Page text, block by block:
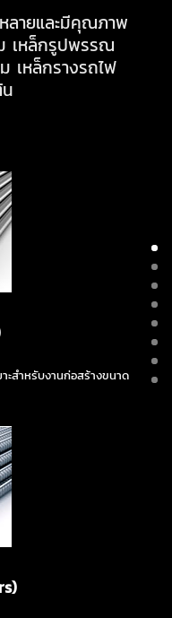
ลายและมีคุณภาพ
เหล็กรูปพรรณ
เหล็กรางรถไฟ
ะสำหรับงานก่อสร้างขนาด